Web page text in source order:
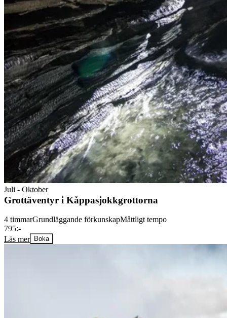
Juli - Oktober
Grottäventyr i Kåppasjokkgrottorna
4 timmarGrundläggande förkunskapMåttligt tempo
795:-
Läs mer
Boka